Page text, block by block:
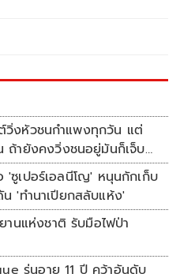
วิ่งหัวชนกำแพงทุกวัน แต่
ถ้ายังคงวิ่งชนอยู่มันก็เจ็บ
'ซูเปอร์เอลนีโญ' หนุนกักเก็บ
'ทำนาเปียกสลับแห้ง'
านแห่งชาติ รับมือไฟป่า